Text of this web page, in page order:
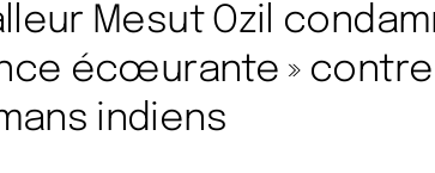
Mesut Ozil
écœurante »
indiens